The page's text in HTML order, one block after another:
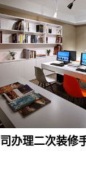
办理二次装修